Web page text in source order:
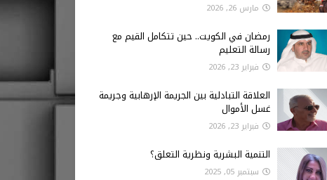
مارس 26, 2026
رمضان في الكويت.. حين تتكامل القيم مع
رسالة التعليم
فبراير 23, 2026
العلاقة التبادلية بين الجريمة الإرهابية وجريمة
غسل الأموال
فبراير 23, 2026
التنمية البشرية ونظرية التعلق؟
سبتمبر 05, 2025